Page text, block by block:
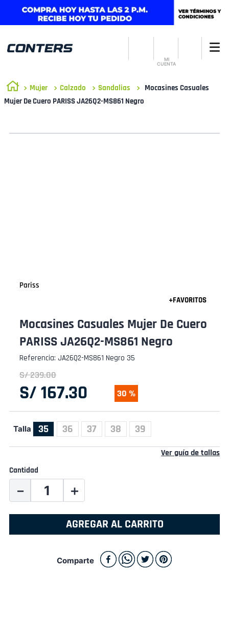
MI
CUENTA
Mujer Calzado Sandalias
Mocasines Casuales
Mujer De Cuero PARISS JA26Q2-MS861 Negro
Pariss
Mocasines Casuales Mujer De Cuero
PARISS JA26Q2-MS861 Negro
Referencia: JA26Q2-MS861 Negro 35
S/239.00
S/ 167.30 30 %
Talla 35 36 37 38 39
Ver guía de tallas
Cantidad
＋
－
AGREGAR AL CARRITO
Comparte